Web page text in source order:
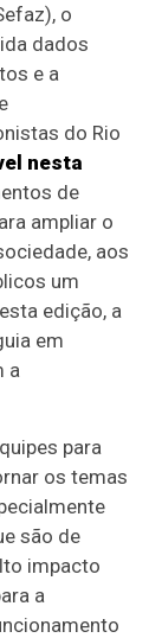
o
dados
e a
do Rio
nesta
de
ampliar o
aos
um
edição, a
em
a
para
os temas
são de
impacto
a